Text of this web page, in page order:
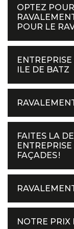
OPTEZ
POUR LE
ILE DE BATZ
FAITES LA
FAÇADES !
NOTRE PRIX